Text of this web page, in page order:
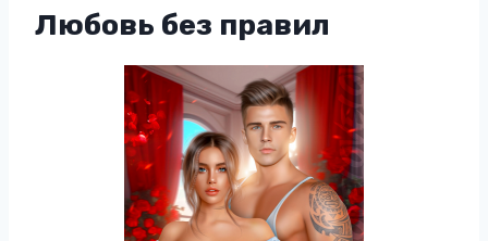
Любовь без правил